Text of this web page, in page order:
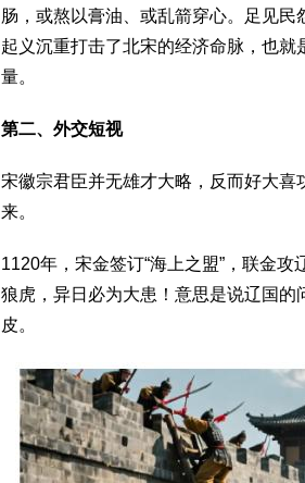
肠，或熬以膏油、或乱箭穿心。足见
起义沉重打击了北宋的经济命脉，也
量。
第二、外交短视
宋徽宗君臣并无雄才大略，反而好大喜
来。
1120年，宋金签订“海上之盟”，联金
狼虎，异日必为大患！意思是说辽国
皮。